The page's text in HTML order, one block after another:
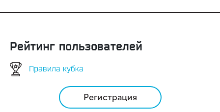
Рейтинг пользователей
Правила кубка
Регистрация